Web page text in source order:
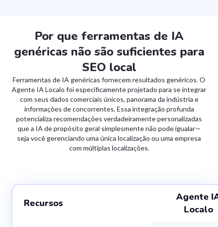
Por que ferramentas de IA
genéricas não são suficientes para
SEO local
Ferramentas de IA genéricas fornecem resultados genéricos. O
Agente IA Localo foi especificamente projetado para se integrar
com seus dados comerciais únicos, panorama da indústria e
informações de concorrentes. Essa integração profunda
potencializa recomendações verdadeiramente personalizadas
que a IA de propósito geral simplesmente não pode igualar—
seja você gerenciando uma única localização ou uma empresa
com múltiplas localizações.
Recursos
Agente
Localo